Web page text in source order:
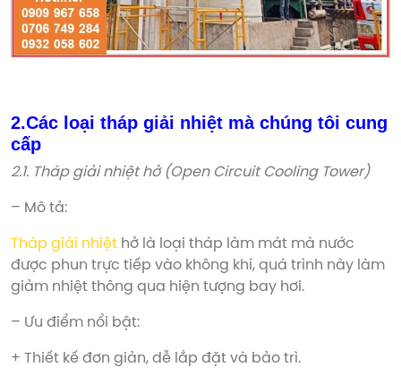
2.Các loại tháp giải nhiệt mà chúng tôi cung
cấp
2.1. Tháp giải nhiệt hở (Open Circuit Cooling Tower)
– Mô tả:
Tháp giải nhiệt hở là loại tháp làm mát mà nước
được phun trực tiếp vào không khí, quá trình này làm
giảm nhiệt thông qua hiện tượng bay hơi.
– Ưu điểm nổi bật:
+ Thiết kế đơn giản, dễ lắp đặt và bảo trì.